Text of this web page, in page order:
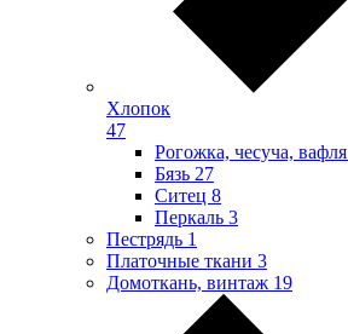
Хлопок
47
Рогожка, чесуча, вафля
Бязь 27
Ситец 8
Перкаль 3
Пестрядь 1
Платочные ткани 3
Домоткань, винтаж 19